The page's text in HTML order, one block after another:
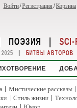
Войти/Регистрация /Корзина
ПОЭЗИЯ |
| БИТВЫ АВТОРОВ
| Мистические рассказы |
| Стиль жизни |
|